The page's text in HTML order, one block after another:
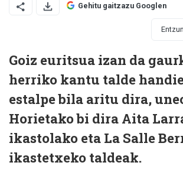
Gehitu gaitzazu Googlen
Entzun
Goiz euritsua izan da
herriko kantu talde
estalpe bila aritu dira,
Horietako bi dira Aita
ikastolako eta La Salle
ikastetxeko taldeak.